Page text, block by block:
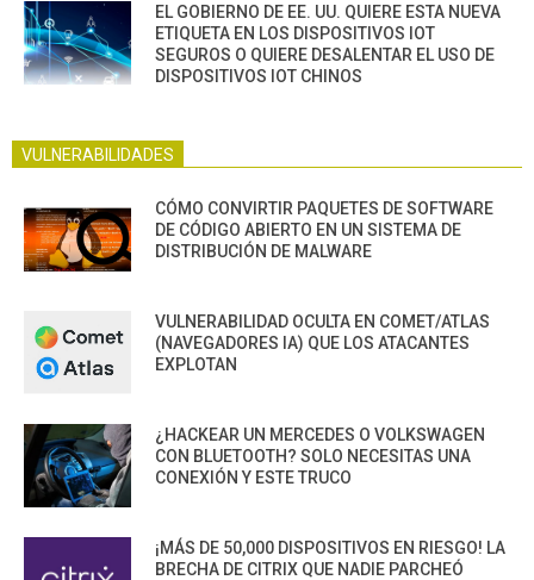
EL GOBIERNO DE EE. UU. QUIERE ESTA NUEVA
ETIQUETA EN LOS DISPOSITIVOS IOT
SEGUROS O QUIERE DESALENTAR EL USO DE
DISPOSITIVOS IOT CHINOS
VULNERABILIDADES
CÓMO CONVIRTIR PAQUETES DE SOFTWARE
DE CÓDIGO ABIERTO EN UN SISTEMA DE
DISTRIBUCIÓN DE MALWARE
VULNERABILIDAD OCULTA EN COMET/ATLAS
(NAVEGADORES IA) QUE LOS ATACANTES
EXPLOTAN
¿HACKEAR UN MERCEDES O VOLKSWAGEN
CON BLUETOOTH? SOLO NECESITAS UNA
CONEXIÓN Y ESTE TRUCO
¡MÁS DE 50,000 DISPOSITIVOS EN RIESGO! LA
BRECHA DE CITRIX QUE NADIE PARCHEÓ